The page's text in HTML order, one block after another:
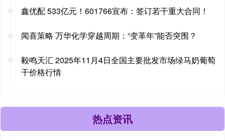
鑫优配 533亿元！601766宣布：签订若干重大合同！
闻喜策略 万华化学穿越周期：“变革年”能否突围？
毅鸣天汇 2025年11月4日全国主要批发市场绿马奶葡萄
干价格行情
热点资讯